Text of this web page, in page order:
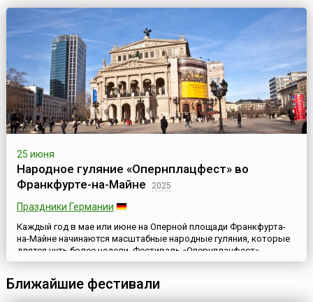
25 июня
Народное гуляние «Опернплацфест» во
Франкфурте-на-Майне
2025
Праздники Германии
Каждый год в мае или июне на Оперной площади Франкфурта-
на-Майне начинаются масштабные народные гуляния, которые
длятся чуть более недели. Фестиваль «Опернплацфест»
(Opernplatzfest) – одно из главных светских мероприятий этого
небом.Здание Старой оперы или Оперный театр был построен в
Ближайшие фестивали